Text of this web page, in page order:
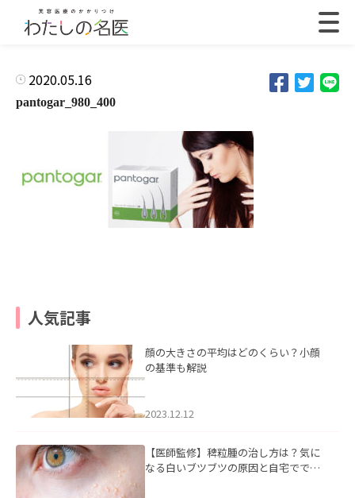
2020.05.16
pantogar_980_400
人気記事
顔の大きさの平均はどのくらい？小顔
の基準も解説
2023.12.12
【医師監修】稗粒腫の治し方は？気に
なる白いブツブツの原因と自宅ででき